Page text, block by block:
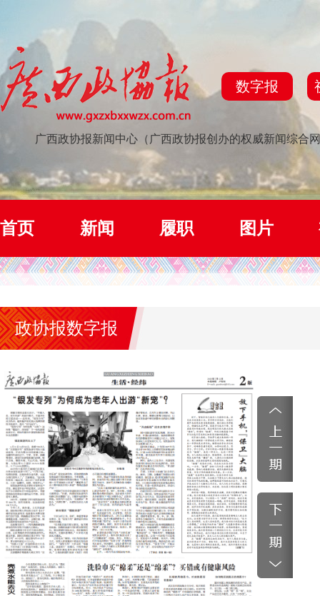
数字报
广西政协报新闻中心（广西政协报创办的权威新闻综合
首页 新闻 履职 图片
政协报数字报